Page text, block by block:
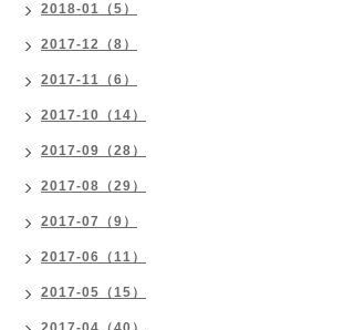
2018-01（5）
2017-12（8）
2017-11（6）
2017-10（14）
2017-09（28）
2017-08（29）
2017-07（9）
2017-06（11）
2017-05（15）